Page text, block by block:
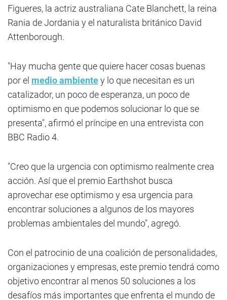
Figueres, la actriz australiana Cate Blanchett, la reina
Rania de Jordania y el naturalista británico David
Attenborough.
"Hay mucha gente que quiere hacer cosas buenas
por el medio ambientey lo que necesitan es un
catalizador, un poco de esperanza, un poco de
optimismo en que podemos solucionar lo que se
presenta", afirmó el príncipe en una entrevista con
BBC Radio 4.
"Creo que la urgencia con optimismo realmente crea
acción. Así que el premio Earthshot busca
aprovechar ese optimismo y esa urgencia para
encontrar soluciones a algunos de los mayores
problemas ambientales del mundo", agregó.
Con el patrocinio de una coalición de personalidades,
organizaciones y empresas, este premio tendrá como
objetivo encontrar al menos 50 soluciones a los
desafíos más importantes que enfrenta el mundo de